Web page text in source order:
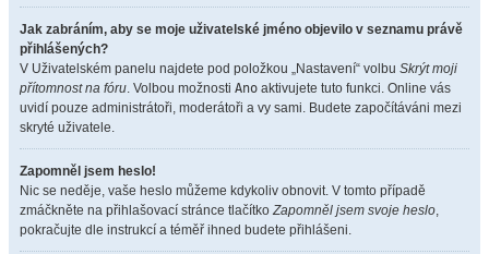
Jak zabráním, aby se moje uživatelské jméno objevilo v seznamu právě
přihlášených?
V Uživatelském panelu najdete pod položkou „Nastavení“ volbu Skrýt moji
přítomnost na fóru. Volbou možnosti Ano aktivujete tuto funkci. Online vás
uvidí pouze administrátoři, moderátoři a vy sami. Budete započítáváni mezi
skryté uživatele.
Zapomněl jsem heslo!
Nic se neděje, vaše heslo můžeme kdykoliv obnovit. V tomto případě
zmáčkněte na přihlašovací stránce tlačítkoZapomněl jsem svoje heslo,
pokračujte dle instrukcí a téměř ihned budete přihlášeni.